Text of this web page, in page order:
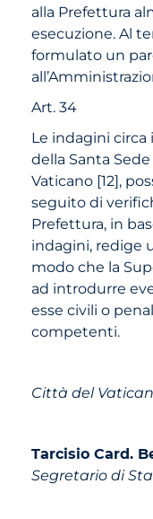
alla Prefettura
esecuzione. Al
formulato un
Art. 34
Le indagini
della Santa
Vaticano [12],
seguito di
Prefettura, in
indagini, redige
modo che la
ad introdurre
esse civili o
competenti.
Città del
Tarcisio Card.
Segretario di